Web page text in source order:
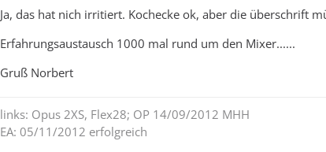
Ja, das hat nich irritiert. Kochecke ok, aber die überschrift
Erfahrungsaustausch 1000 mal rund um den Mixer......
Gruß Norbert
links: Opus 2XS, Flex28; OP 14/09/2012 MHH
EA: 05/11/2012 erfolgreich